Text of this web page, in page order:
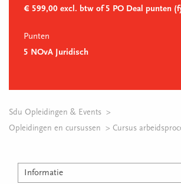
€ 599,00 excl. btw of 5 PO Deal punten
Punten
5 NOvA Juridisch
Sdu Opleidingen & Events
Opleidingen en cursussen
Cursus
Informatie